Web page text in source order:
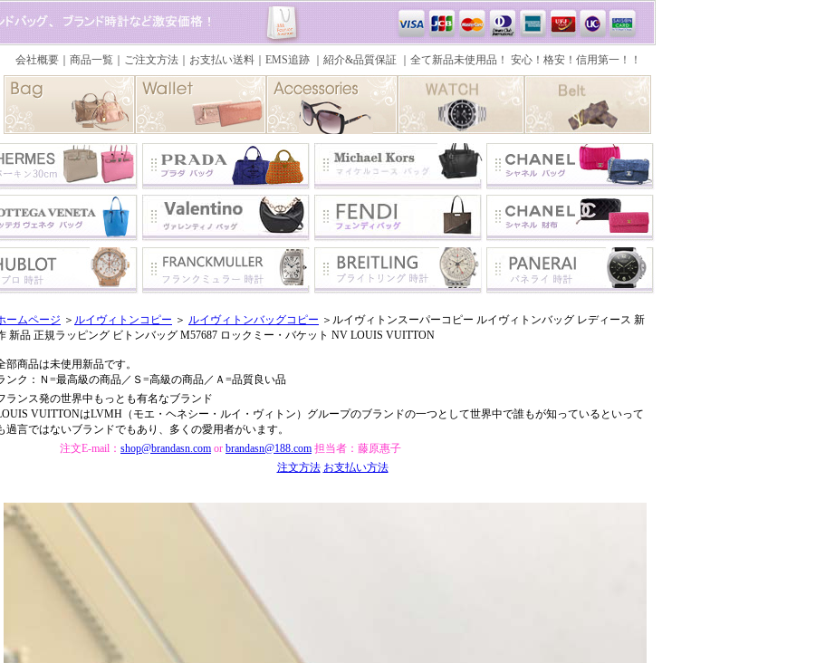
ームページ ＞ ルイヴィトンコピー ＞ ルイヴィトンバッグコピー ＞ルイヴィトンスーパーコピー ルイヴィトンバッグ レディース 新
新品 正規ラッピング ビトンバッグ M57687 ロックミー・バケット NV LOUIS VUITTON
部商品は未使用新品です。
ンク：Ｎ=最高級の商品／Ｓ=高級の商品／Ａ=品質良い品
ランス発の世界中もっとも有名なブランド
VUITTONはLVMH（モエ・ヘネシー・ルイ・ヴィトン）グループのブランドの一つとして世界中で誰もが知っているといって
過言ではないブランドでもあり、多くの愛用者がいます。
注文E-mail： shop@brandasn.com or brandasn@188.com 担当者：藤原惠子
注文方法 お支払い方法